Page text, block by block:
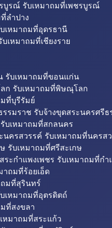
บูรณ์ รับเหมาถมที่เพชรบูรณ์
ลำปาง
เหมาถมที่อุดรธานี
เหมาถมที่เชียงราย
รับเหมาถมที่ขอนแก่น
ก รับเหมาถมที่พิษณุโลก
ที่บุรีรัมย์
รมราช รับจ้างขุดสระนครศรี
บเหมาถมที่สกลนคร
นครสวรรค์ รับเหมาถมที่นครส
รับเหมาถมที่ศรีสะเกษ
ะกำแพงเพชร รับเหมาถมที่กำ
าถมที่ร้อยเอ็ด
มที่สุรินทร์
เหมาถมที่อุตรดิตถ์
ที่สงขลา
หมาถมที่สระแก้ว